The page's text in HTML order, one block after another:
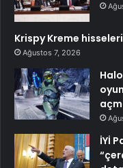
Krispy Kreme
Ağustos 7, 2026
İYİ